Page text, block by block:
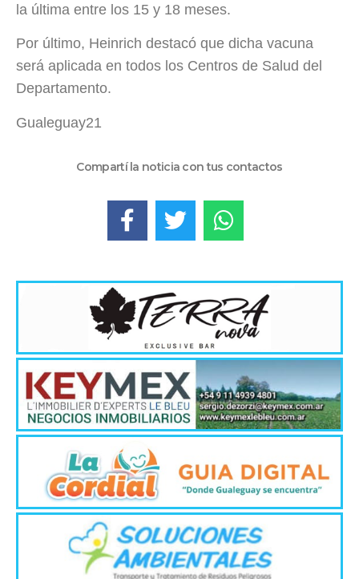
la última entre los 15 y 18 meses.
Por último, Heinrich destacó que dicha vacuna
será aplicada en todos los Centros de Salud del
Departamento.
Gualeguay21
Compartí la noticia con tus contactos